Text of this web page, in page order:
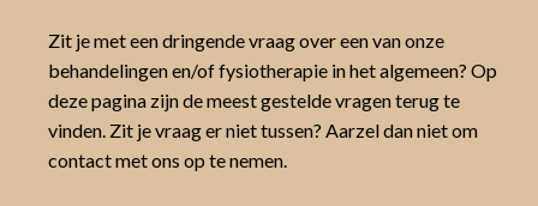
Zit je met een dringende vraag over een van onze
behandelingen en/of fysiotherapie in het algemeen? Op
deze pagina zijn de meest gestelde vragen terug te
vinden. Zit je vraag er niet tussen? Aarzel dan niet om
contact met ons op te nemen.